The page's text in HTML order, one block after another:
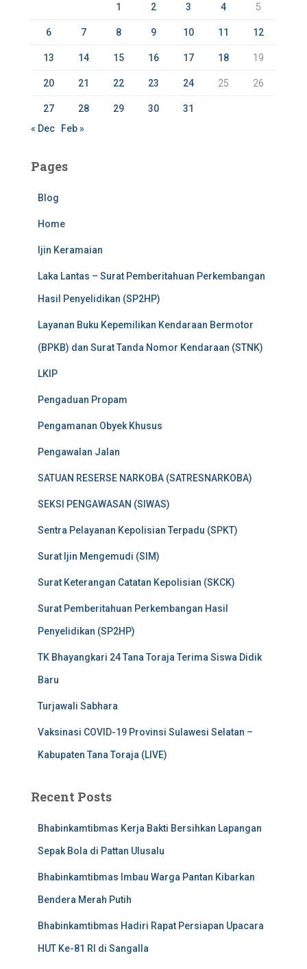
1 2 3 4 5
6 7 8 9 10 11 12
13 14 15 16 17 18 19
20 21 22 23 24 25 26
27 28 29 30
31
« Dec
Feb »
Pages
Blog
Home
Ijin Keramaian
Laka Lantas – Surat Pemberitahuan Perkembangan
Hasil Penyelidikan (SP2HP)
Layanan Buku Kepemilikan Kendaraan Bermotor
(BPKB) dan Surat Tanda Nomor Kendaraan (STNK)
LKIP
Pengaduan Propam
Pengamanan Obyek Khusus
Pengawalan Jalan
SATUAN RESERSE NARKOBA (SATRESNARKOBA)
SEKSI PENGAWASAN (SIWAS)
Sentra Pelayanan Kepolisian Terpadu (SPKT)
Surat Ijin Mengemudi (SIM)
Surat Keterangan Catatan Kepolisian (SKCK)
Surat Pemberitahuan Perkembangan Hasil
Penyelidikan (SP2HP)
TK Bhayangkari 24 Tana Toraja Terima Siswa Didik
Baru
Turjawali Sabhara
Vaksinasi COVID-19 Provinsi Sulawesi Selatan –
Kabupaten Tana Toraja (LIVE)
Recent Posts
Bhabinkamtibmas Kerja Bakti Bersihkan Lapangan
Sepak Bola di Pattan Ulusalu
Bhabinkamtibmas Imbau Warga Pantan Kibarkan
Bendera Merah Putih
Bhabinkamtibmas Hadiri Rapat Persiapan Upacara
HUT Ke-81 RI di Sangalla